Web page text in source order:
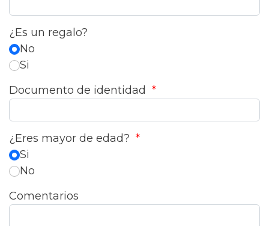
¿Es un regalo?
No
Si
Documento de identidad *
¿Eres mayor de edad? *
Si
No
Comentarios